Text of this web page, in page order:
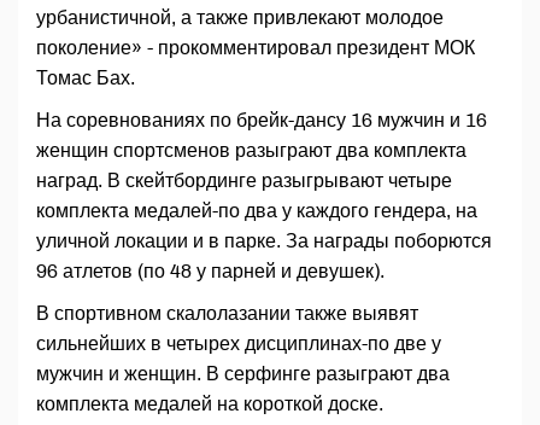
урбанистичной, а также привлекают молодое
поколение» - прокомментировал президент МОК
Томас Бах.
На соревнованиях по брейк-дансу 16 мужчин и 16
женщин спортсменов разыграют два комплектa
наград. В скейтбординге разыгрывают четыре
комплекта медалей-по два у каждого гендера, на
уличной локации и в парке. За награды поборются
96 атлетов (по 48 у парней и девушек).
В спортивном скалолазании также выявят
сильнейших в четырех дисциплинах-по две у
мужчин и женщин. В серфинге разыграют два
комплекта медалей на короткой доске.